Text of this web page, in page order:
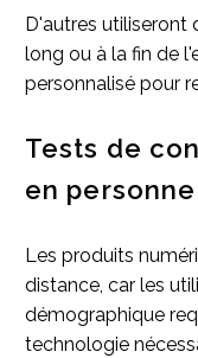
D'autres utiliseront
long ou à la fin de
personnalisé pour
Tests de
en personne
Les produits
distance, car les
démographique
technologie